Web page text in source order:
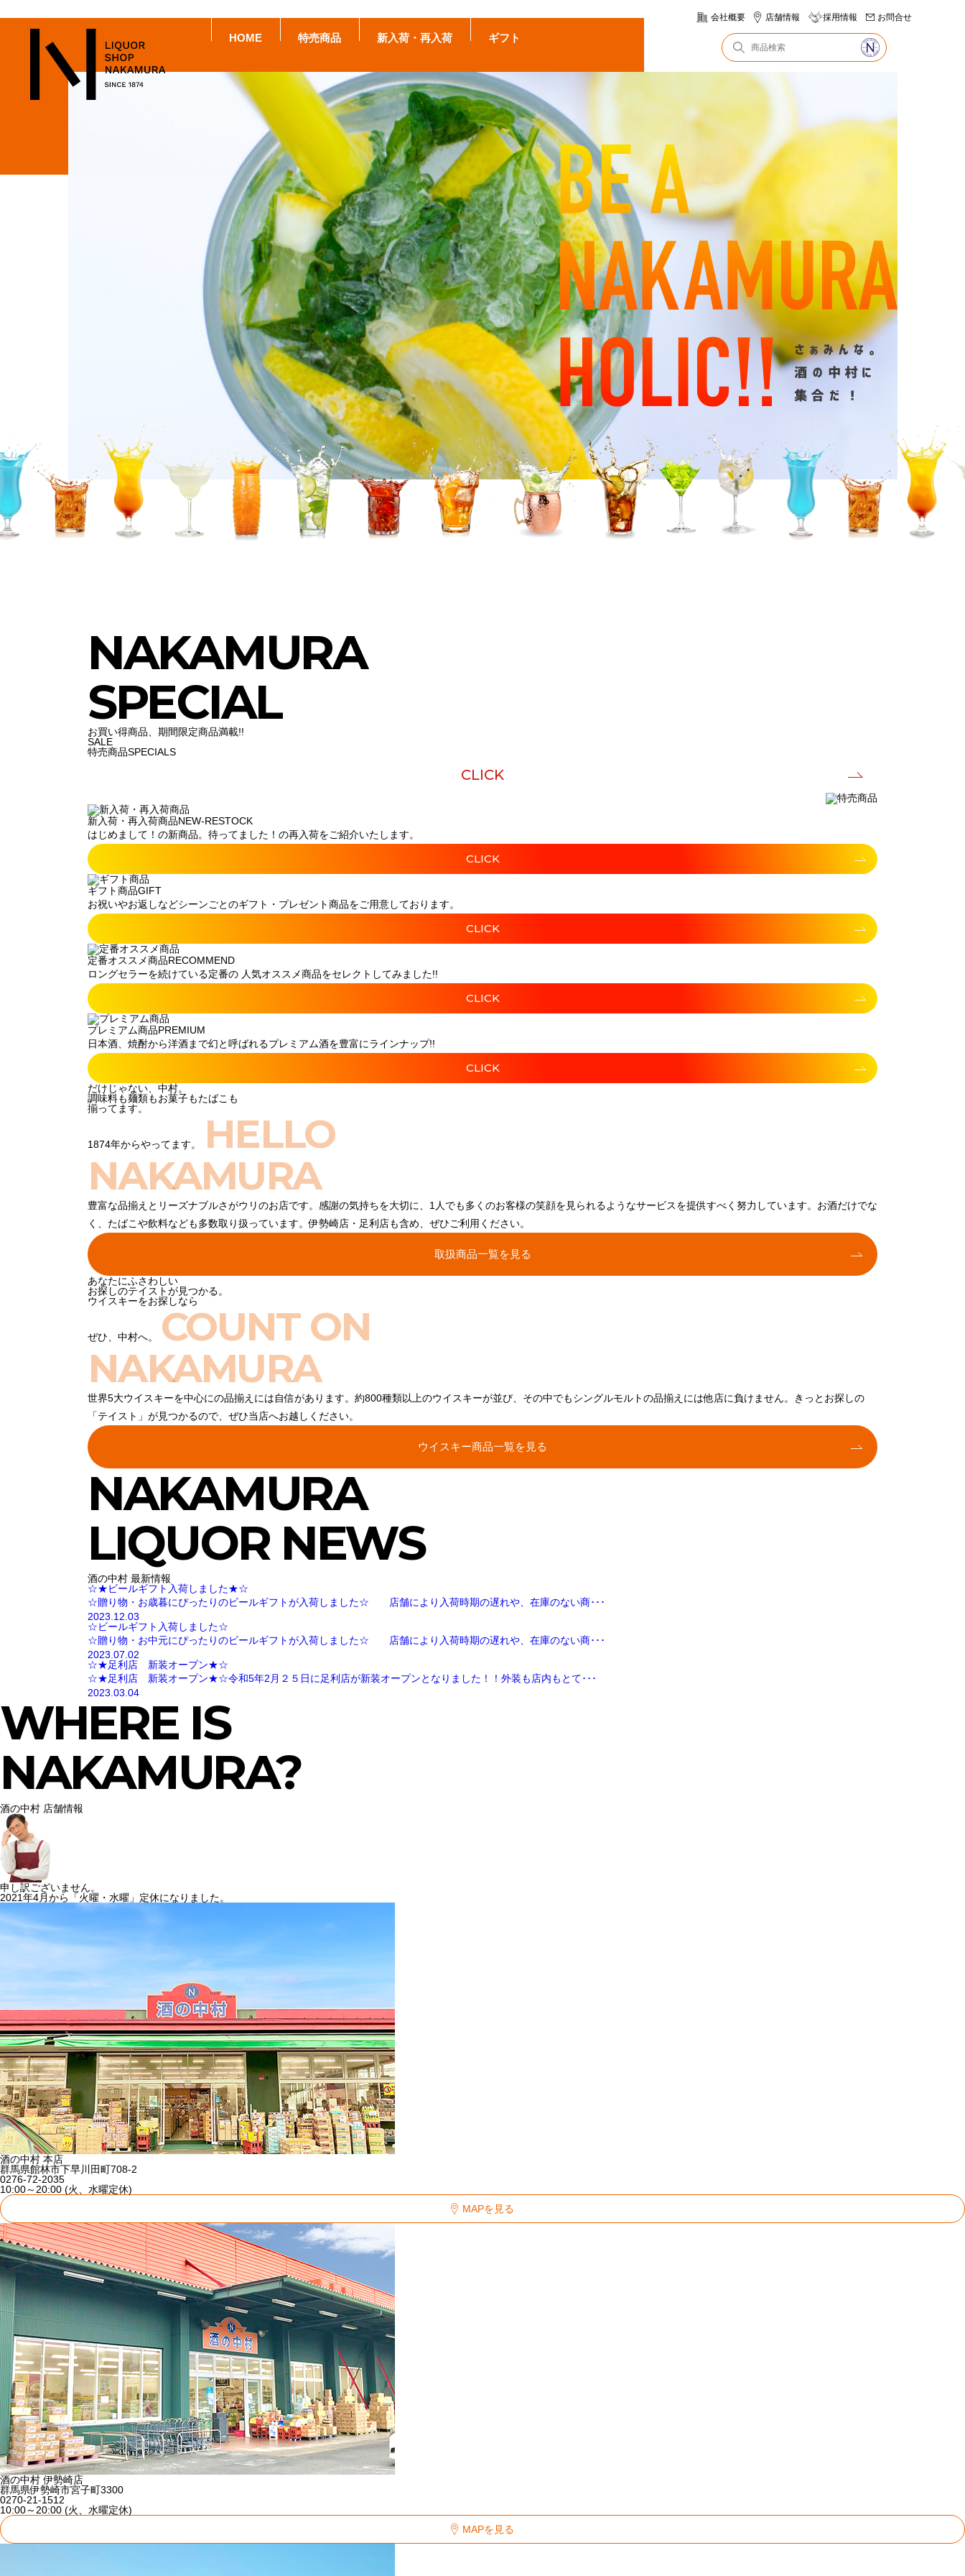
HOME 特売商品 新入荷・再入荷 ギフト
会社概要 店舗情報 採用情報 お問合せ
NAKAMURA
SPECIAL
お買い得商品、期間限定商品満載!!
SALE
特売商品SPECIALS
CLICK
新入荷・再入荷商品NEW-RESTOCK
はじめまして！の新商品。待ってました！の再入荷をご紹介いたします。
CLICK
ギフト商品GIFT
お祝いやお返しなどシーンごとのギフト・プレゼント商品をご用意しております。
CLICK
定番オススメ商品RECOMMEND
ロングセラーを続けている定番の 人気オススメ商品をセレクトしてみました!!
CLICK
プレミアム商品PREMIUM
日本酒、焼酎から洋酒まで幻と呼ばれるプレミアム酒を豊富にラインナップ!!
CLICK
だけじゃない、中村。
調味料も麺類もお菓子もたばこも
揃ってます。
1874年からやってます。
HELLO
NAKAMURA
豊富な品揃えとリーズナブルさがウリのお店です。感謝の気持ちを大切に、1人でも多くのお客様の笑顔を見られるようなサービスを提供すべく努力しています。お酒だけでな
く、たばこや飲料なども多数取り扱っています。伊勢崎店・足利店も含め、ぜひご利用ください。
取扱商品一覧を見る
あなたにふさわしい
お探しのテイストが見つかる。
ウイスキーをお探しなら
ぜひ、中村へ。
COUNT ON
NAKAMURA
世界5大ウイスキーを中心にの品揃えには自信があります。約800種類以上のウイスキーが並び、その中でもシングルモルトの品揃えには他店に負けません。きっとお探しの
「テイスト」が見つかるので、ぜひ当店へお越しください。
ウイスキー商品一覧を見る
NAKAMURA
LIQUOR NEWS
酒の中村 最新情報
☆★ビールギフト入荷しました★☆
☆贈り物・お歳暮にぴったりのビールギフトが入荷しました☆ 店舗により入荷時期の遅れや、在庫のない商･･･
2023.12.03
☆ビールギフト入荷しました☆
☆贈り物・お中元にぴったりのビールギフトが入荷しました☆ 店舗により入荷時期の遅れや、在庫のない商･･･
2023.07.02
☆★足利店 新装オープン★☆
☆★足利店 新装オープン★☆令和5年2月２５日に足利店が新装オープンとなりました！！外装も店内もとて･･･
2023.03.04
WHERE IS
NAKAMURA?
酒の中村 店舗情報
申し訳ございません。
2021年4月から「火曜・水曜」定休になりました。
酒の中村 本店
群馬県館林市下早川田町708-2
0276-72-2035
10:00～20:00 (火、水曜定休)
MAPを見る
酒の中村 伊勢崎店
群馬県伊勢崎市宮子町3300
0270-21-1512
10:00～20:00 (火、水曜定休)
MAPを見る